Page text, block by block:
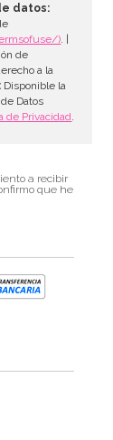
datos:
). |
de
a la
Disponible la
Datos
de Privacidad.
a recibir
que he